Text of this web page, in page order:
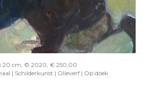
20 cm, © 2020, € 250,00
| Schilderkunst | Olieverf | Op doek